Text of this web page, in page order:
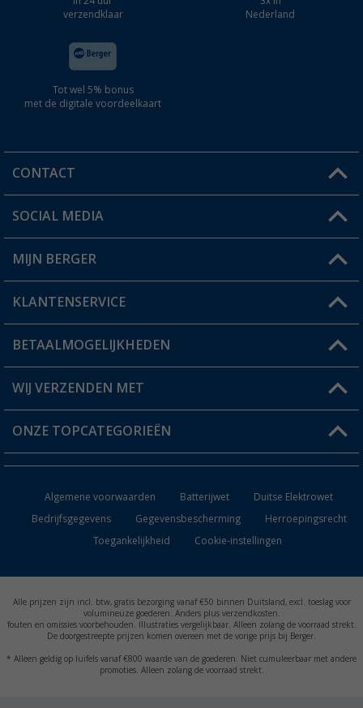
verzendklaar
Nederland
Tot wel 5% bonus
met de digitale voordeelkaart
CONTACT
Een vraag?
Winkel vinden
SOCIAL MEDIA
MIJN BERGER
Mijn account
Status bestelling
Verlanglijstje
KLANTENSERVICE
FAQ & Contact
Verzendinformatie
Catalogus
BETAALMOGELIJKHEDEN
WIJ VERZENDEN MET
ONZE TOPCATEGORIEËN
Campingmeubilair
Campingtoiletten
Inbouwkachels
Algemene voorwaarden Batterijwet
Duitse Elektrowet
Bedrijfsgegevens
Gegevensbescherming
Herroepingsrecht
Toegankelijkheid
Cookie-instellingen
Alle prijzen zijn incl. btw, gratis bezorging vanaf €50 binnen Duitsland, excl. toeslag voor
volumineuze goederen. Anders plus verzendkosten.
fouten en omissies voorbehouden. Illustraties vergelijkbaar. Alleen zolang de voorraad strekt.
De doorgestreepte prijzen komen overeen met de vorige prijs bij Berger.
* Alleen geldig op luifels vanaf €800 waarde van de goederen. Niet cumuleerbaar met andere
promoties. Alleen zolang de voorraad strekt.